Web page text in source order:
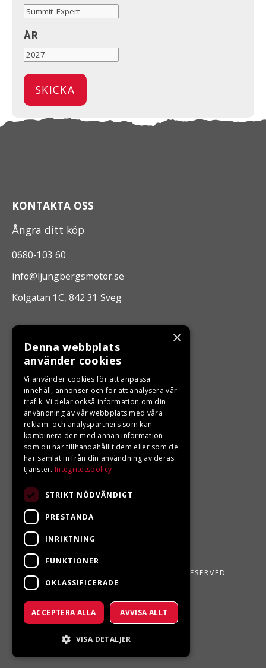
ÅR
KONTAKTA OSS
Ångra ditt köp
0680-103 60
info@ljungbergsmotor.se
Kolgatan 1C, 842 31 Sveg
ÖPPETTIDER
Måndag - Fredag 10.00 -17.00
LJUNGBERGS MOTOR
Din BRP återförsäljare i Sveg!
LJUNGBERGS MOTOR 2026. ALL RIGHTS RESERVED.
POWERED BY EMPORI CMS
×
Denna webbplats
använder cookies
Vi använder cookies för att anpassa
innehåll, annonser och för att analysera vår
trafik. Vi delar också information om din
användning av vår webbplats med våra
reklam- och analyspartners som kan
kombinera den med annan information
som du har tillhandahållit dem eller som de
har samlat in från din användning av deras
tjänster. Integritetspolicy
STRIKT NÖDVÄNDIGT
PRESTANDA
INRIKTNING
FUNKTIONER
OKLASSIFICERADE
ACCEPTERA ALLA AVVISA ALLT
VISA DETALJER